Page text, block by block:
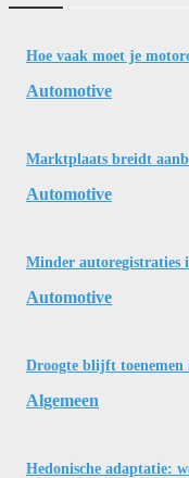
Hoe vaak moet je
Automotive
Marktplaats breidt
Automotive
Minder autoregistraties
Automotive
Droogte blijft toenemen
Algemeen
Hedonische adaptatie: